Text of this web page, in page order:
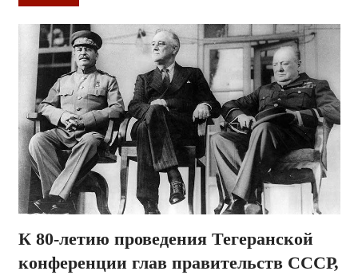
К 80-летию проведения Тегеранской
конференции глав правительств СССР,